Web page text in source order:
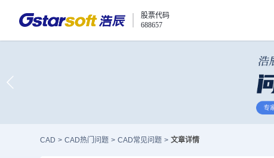
股票代码
688657
CAD > CAD热门问题 > CAD常见问题 > 文章详情